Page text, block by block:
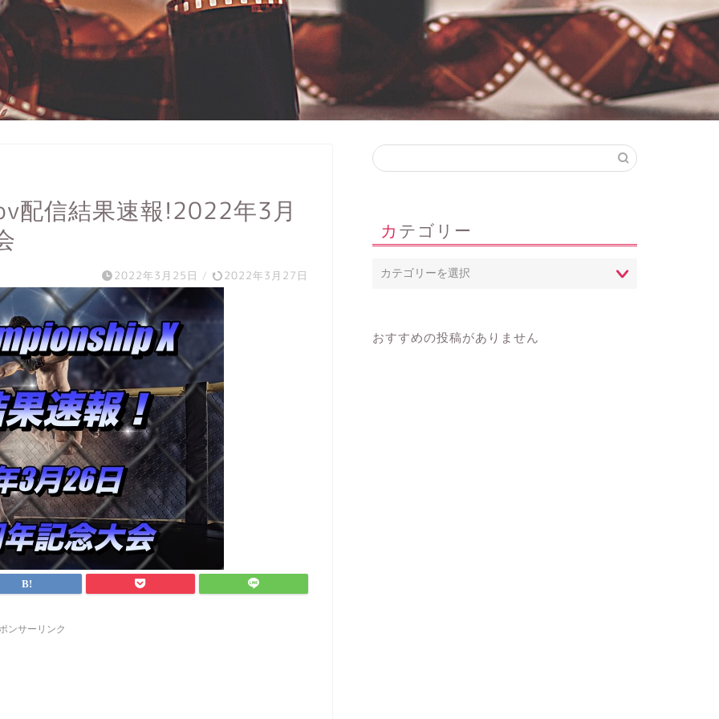
配信結果速報!2022年3月
2022年3月25日 / 2022年3月27日
ンサーリンク
カテゴリー
おすすめの投稿がありません